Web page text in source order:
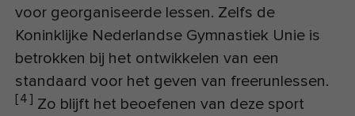
voor georganiseerde lessen. Zelfs de
Koninklijke Nederlandse Gymnastiek Unie is
betrokken bij het ontwikkelen van een
standaard voor het geven van freerunlessen.
[4] Zo blijft het beoefenen van deze sport